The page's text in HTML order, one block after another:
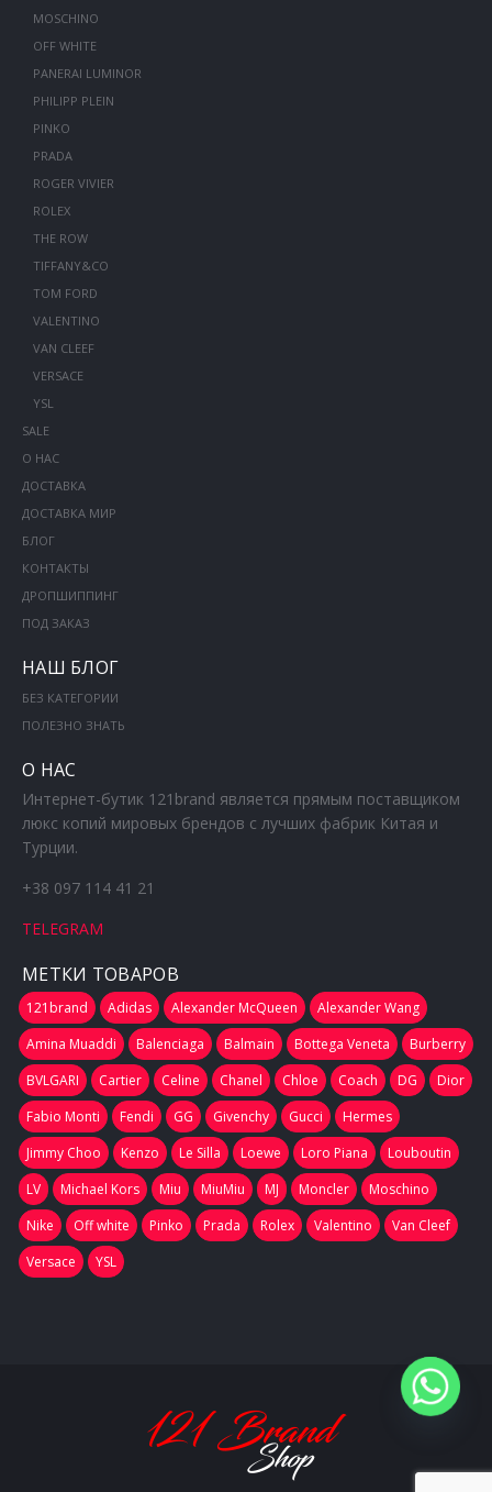
MOSCHINO
OFF WHITE
PANERAI LUMINOR
PHILIPP PLEIN
PINKO
PRADA
ROGER VIVIER
ROLEX
THE ROW
TIFFANY&CO
TOM FORD
VALENTINO
VAN CLEEF
VERSACE
YSL
SALE
О НАС
ДОСТАВКА
ДОСТАВКА МИР
БЛОГ
КОНТАКТЫ
ДРОПШИППИНГ
ПОД ЗАКАЗ
НАШ БЛОГ
БЕЗ КАТЕГОРИИ
ПОЛЕЗНО ЗНАТЬ
О НАС
Интернет-бутик 121brand является прямым поставщиком
люкс копий мировых брендов с лучших фабрик Китая и
Турции.
+38 097 114 41 21
TELEGRAM
МЕТКИ ТОВАРОВ
121brand Adidas Alexander McQueen
Alexander Wang
Amina Muaddi
Balenciaga Balmain Bottega Veneta
Burberry
BVLGARI
Cartier Celine Chanel Chloe Coach DG
Dior
Fabio Monti
Fendi GG Givenchy Gucci
Hermes
Jimmy Choo
Kenzo Le Silla Loewe Loro Piana
Louboutin
LV
Michael Kors Miu MiuMiu MJ Moncler
Moschino
Nike
Off white Pinko Prada Rolex Valentino
Van Cleef
Versace
YSL